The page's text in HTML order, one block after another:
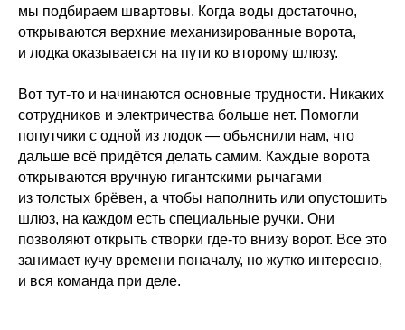
мы подбираем швартовы. Когда воды достаточно,
открываются верхние механизированные ворота,
и лодка оказывается на пути ко второму шлюзу.
Вот тут-то и начинаются основные трудности. Никаких
сотрудников и электричества больше нет. Помогли
попутчики с одной из лодок — объяснили нам, что
дальше всё придётся делать самим. Каждые ворота
открываются вручную гигантскими рычагами
из толстых брёвен, а чтобы наполнить или опустошить
шлюз, на каждом есть специальные ручки. Они
позволяют открыть створки где-то внизу ворот. Все это
занимает кучу времени поначалу, но жутко интересно,
и вся команда при деле.